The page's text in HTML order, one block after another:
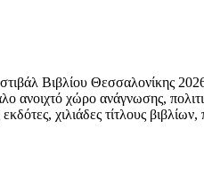
Βιβλίου Θεσσαλονίκης
ανοιχτό χώρο ανάγνωσης,
χιλιάδες τίτλους